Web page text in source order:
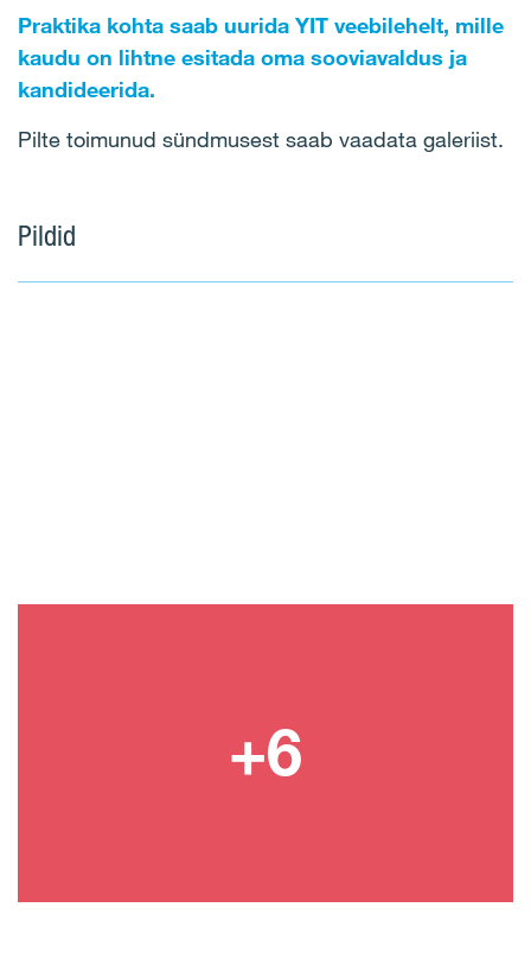
Praktika kohta saab uurida YIT veebilehelt, mille
kaudu on lihtne esitada oma sooviavaldus ja
kandideerida.
Pilte toimunud sündmusest saab vaadata galeriist.
Pildid